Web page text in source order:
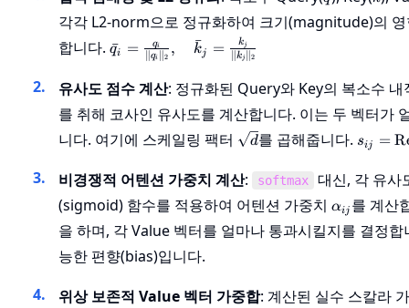
각각 L2-norm으로 정규화하여 크기(magnitude)의
합니다. \bar{q}_i =
\frac{q_i}
{\|q_i\|_2},
\quad
\bar{k}_j =
\frac{k_j}
{\|k_j\|_2}
q
ˉi = ∥qi ∥2
qi , k
ˉj = ∥kj ∥2
kj
유사도 점수 계산: 정규화된 Query와 Key의 복소수
를 취해 코사인 유사도를 계산합니다. 이는 두 벡터가
니다. 여기에 스케일링 팩터 \sqrt{d}
d를 곱해줍니다. s_{ij}
sij =
비경쟁적 어텐션 가중치 계산: softmax
대신, 각 유사
(sigmoid) 함수를 적용하여 어텐션 가중치 αij 를 계산
을 하며, 각 Value 벡터를 얼마나 통과시킬지를 결정
능한 편향(bias)입니다.
위상 보존적 Value 벡터 가중합: 계산된 실수 스칼라